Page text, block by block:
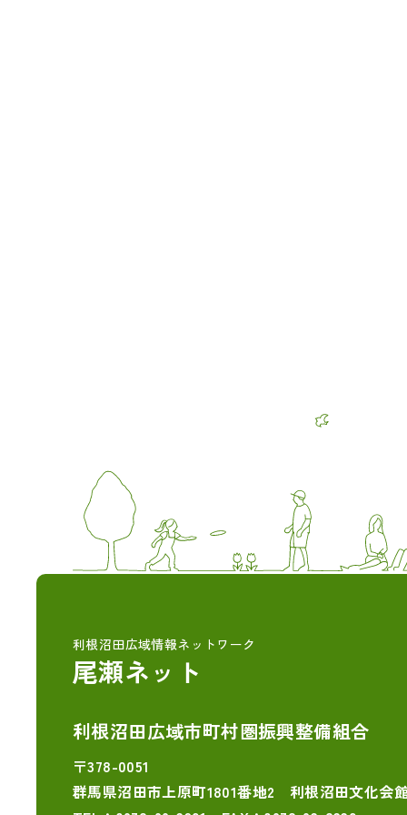
利根沼田広域情報ネットワーク
尾瀬ネット
利根沼田広域市町村圏振興整備組合
〒378-0051
群馬県沼田市上原町1801番地2 利根沼田文化会